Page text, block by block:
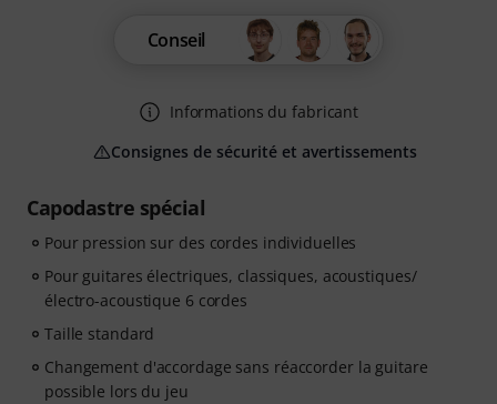
Capodastre spécial
Pour pression sur des cordes individuelles
Pour guitares électriques, classiques, acoustiques/
électro-acoustique 6 cordes
Taille standard
Changement d'accordage sans réaccorder la guitare
possible lors du jeu
Conseil
Informations du fabricant
Consignes de sécurité et avertissements